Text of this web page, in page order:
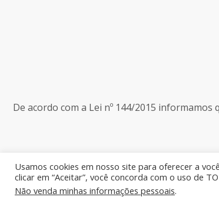
Usamos cookies em nosso site para oferecer a
clicar em “Aceitar”, você concorda com o uso de
Não venda minhas informações pessoais.
De acordo com a Lei nº 144/2015